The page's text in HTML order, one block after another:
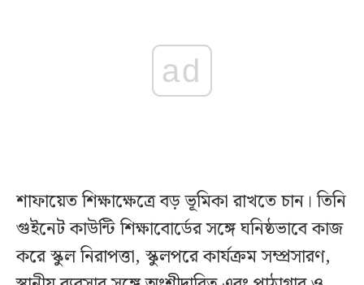
ad
শাফায়েত শিক্ষাক্ষেত্রে বড় ভূমিকা রাখতে চান। তিনি
গুইনেট কাউন্টি শিক্ষাবোর্ডের সঙ্গে ঘনিষ্ঠভাবে কাজ
করে স্কুল নিরাপত্তা, স্কুলপরে কার্যক্রম সম্প্রসারণ,